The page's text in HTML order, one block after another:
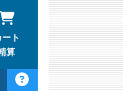
ート
算